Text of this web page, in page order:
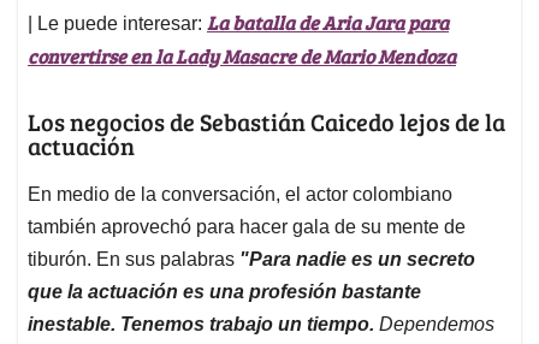
| Le puede interesar: La batalla de Aria Jara para
convertirse en la Lady Masacre de Mario Mendoza
Los negocios de Sebastián Caicedo lejos de la
actuación
En medio de la conversación, el actor colombiano
también aprovechó para hacer gala de su mente de
tiburón. En sus palabras "Para nadie es un secreto
que la actuación es una profesión bastante
inestable. Tenemos trabajo un tiempo. Dependemos